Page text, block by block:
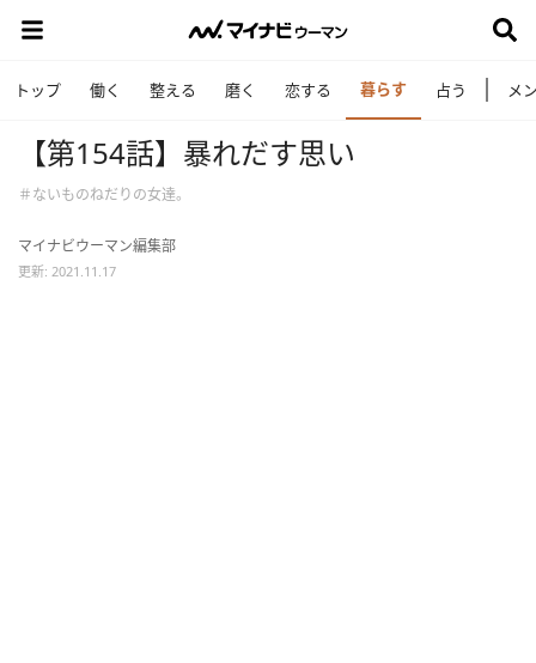
トップ 働く 整える 磨く 恋する 暮らす 占う メ
【第154話】暴れだす思い
＃ないものねだりの女達。
マイナビウーマン編集部
更新: 2021.11.17